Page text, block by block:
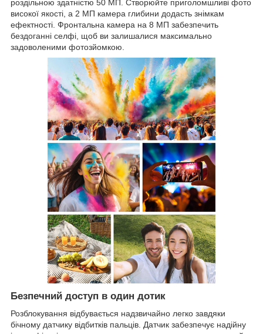
роздільною здатністю 50 МП. Створюйте приголомшливі фото
високої якості, а 2 МП камера глибини додасть знімкам
ефектності. Фронтальна камера на 8 МП забезпечить
бездоганні селфі, щоб ви залишалися максимально
задоволеними фотозйомкою.
Безпечний доступ в один дотик
Розблокування відбувається надзвичайно легко завдяки
бічному датчику відбитків пальців. Датчик забезпечує надійну